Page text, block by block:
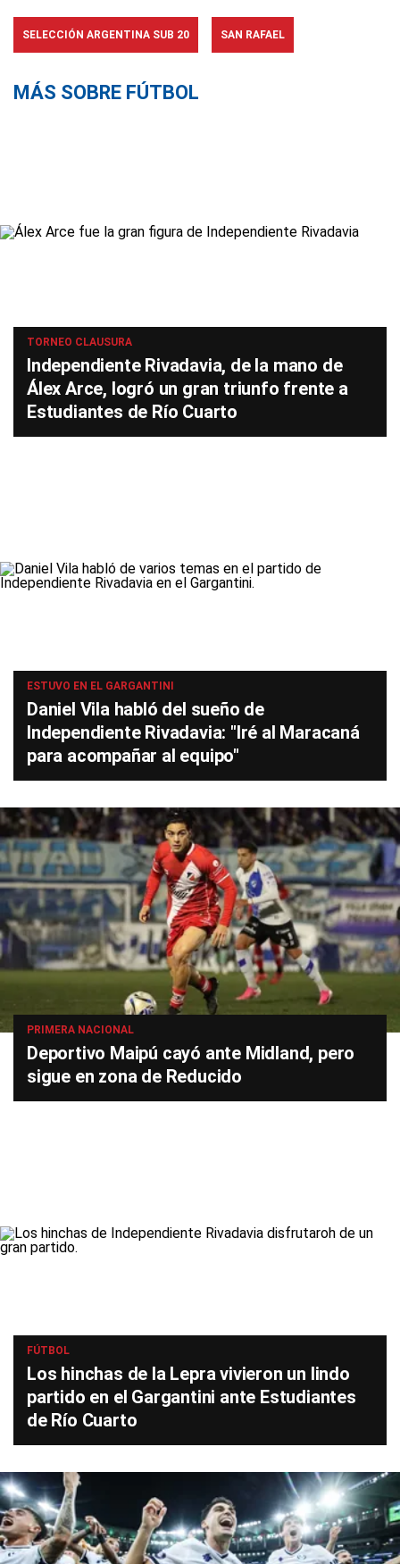
SELECCIÓN ARGENTINA SUB 20 SAN RAFAEL
MÁS SOBRE FÚTBOL
TORNEO CLAUSURA
Independiente Rivadavia, de la mano de
Álex Arce, logró un gran triunfo frente a
Estudiantes de Río Cuarto
ESTUVO EN EL GARGANTINI
Daniel Vila habló del sueño de
Independiente Rivadavia: "Iré al Maracaná
para acompañar al equipo"
PRIMERA NACIONAL
Deportivo Maipú cayó ante Midland, pero
sigue en zona de Reducido
FÚTBOL
Los hinchas de la Lepra vivieron un lindo
partido en el Gargantini ante Estudiantes
de Río Cuarto